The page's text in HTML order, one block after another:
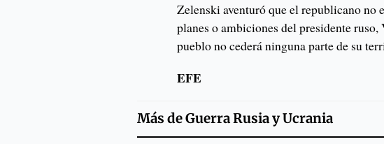
Zelenski aventuró que el republicano no
planes o ambiciones del presidente
pueblo no cederá ninguna parte de su
EFE
Más deGuerra Rusia y Ucrania